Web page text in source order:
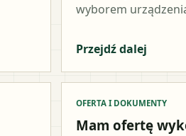
wyborem
Przejdź dalej
OFERTA I DOKUMENTY
Mam ofertę